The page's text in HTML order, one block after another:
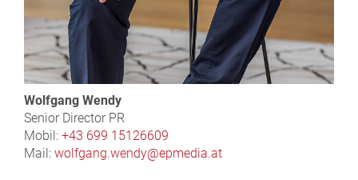
Wolfgang Wendy
Senior Director PR
Mobil: +43 699 15126609
Mail: wolfgang.wendy@epmedia.at